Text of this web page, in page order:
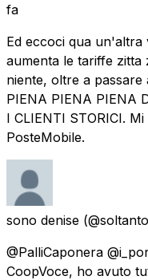
fa
Ed eccoci qua un'altra
aumenta le tariffe zitta
niente, oltre a
PIENA PIENA PIENA
I CLIENTI STORICI.
PosteMobile.
sono denise
@PalliCaponera
CoopVoce, ho avuto